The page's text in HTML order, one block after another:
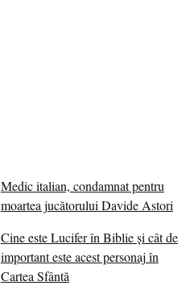
Medic italian, condamnat pentru
moartea jucătorului Davide Astori
Cine este Lucifer în Biblie și cât de
important este acest personaj în
Cartea Sfântă